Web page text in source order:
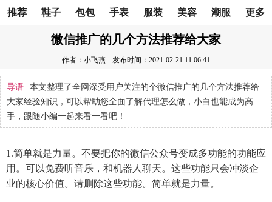
推荐 鞋子 包包 手表 服装 美容 潮服 更多
微信推广的几个方法推荐给大家
作者：小飞燕 发布时间：2021-02-21 11:06:41
导语
本文整理了全网深受用户关注的个微信推广的几个方法推荐给
大家经验知识，可以帮助您全面了解代理怎么做，小白也能成为高
手，跟随小编一起来看一看吧！
1.简单就是力量。不要把你的微信公众号变成多功能的功能应
用。可以免费听音乐，和机器人聊天。这些功能只会冲淡企
业的核心价值。请删除这些功能。简单就是力量。